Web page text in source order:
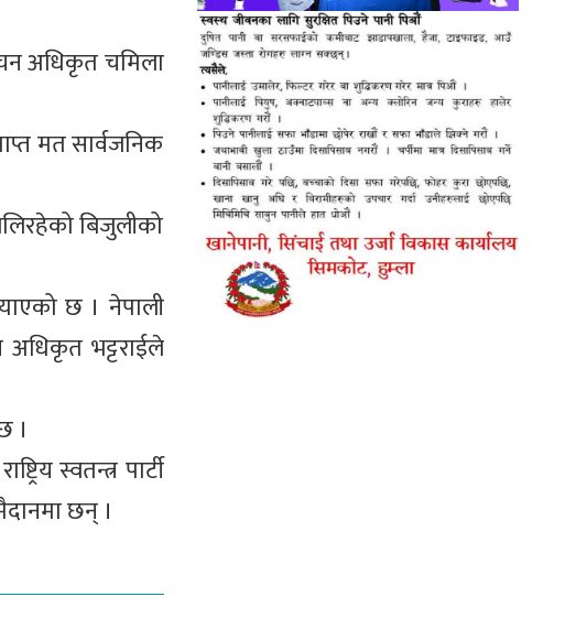
अधिकृत चमिला
मत सार्वजनिक
बिजुलीको
छ । नेपाली
अधिकृत भट्टराईले
।
स्वतन्त्र पार्टी
छन् ।